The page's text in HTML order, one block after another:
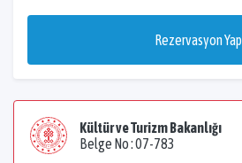
Rezervasyon Yap
Kültür ve Turizm Bakanlığı
Belge No : 07-783